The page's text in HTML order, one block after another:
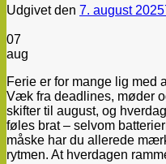
Udgivet den 7. august 2025
07
aug
Ferie er for mange lig
Væk fra deadlines, møder
skifter til august, og
føles brat – selvom
måske har du allerede
rytmen. At hverdagen